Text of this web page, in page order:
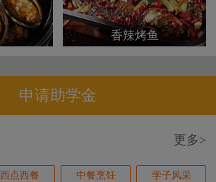
香辣烤鱼
申请助学金
更多>
西点西餐 中餐烹饪 学子风采